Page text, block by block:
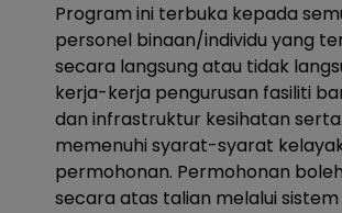
Program ini terbuka kepada
personel binaan/individu yang
secara langsung atau tidak
kerja-kerja pengurusan fasiliti
dan infrastruktur kesihatan serta
memenuhi syarat-syarat
permohonan. Permohonan
secara atas talian melalui sistem